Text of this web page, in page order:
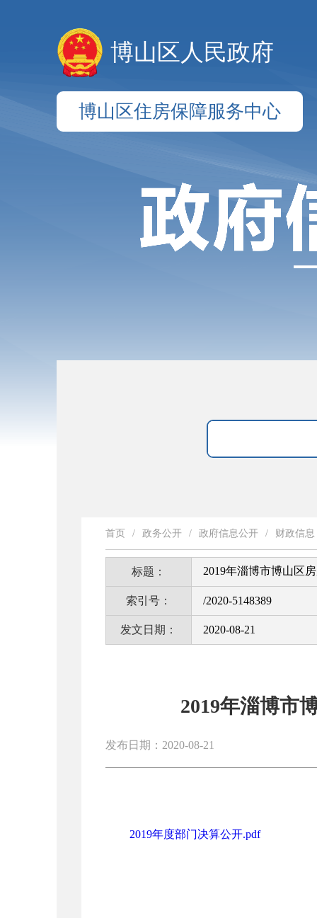
博山区人民政府
博山区住房保障服务中心
首页 / 政务公开 / 政府信息公开 / 财政信息
标题： 2019年淄博市博山区
索引号： /2020-5148389
发文日期： 2020-08-21
2019年淄博市
发布日期：2020-08-21
2019年度部门决算公开.pdf